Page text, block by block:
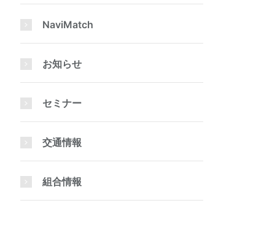
NaviMatch
お知らせ
セミナー
交通情報
組合情報